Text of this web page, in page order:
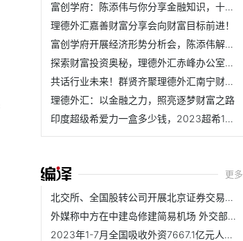
富创学府：陈添伟与你分享金融知识，十堰培训完美收官
理德外汇嘉善财富分享会向财富目标前进！
富创学府开展经济形势分析会，陈添伟解密外汇黄金期
探索财富投资奥秘，理德外汇赤峰办公室财富沙龙来啦！
共话行业未来！群贤齐聚理德外汇南宁财富沙龙
理德外汇：以金融之力，照亮逐梦财富之路
印度超级希爱力一盒多少钱，2023超希10粒装价格已更新
更多
北交所、全国股转公司开展北京证券交易所新股发行上市流程优...
外媒称中方在中建岛修建简易机场 外交部：与事实不符
2023年1-7月全国吸收外资7667.1亿元人民币